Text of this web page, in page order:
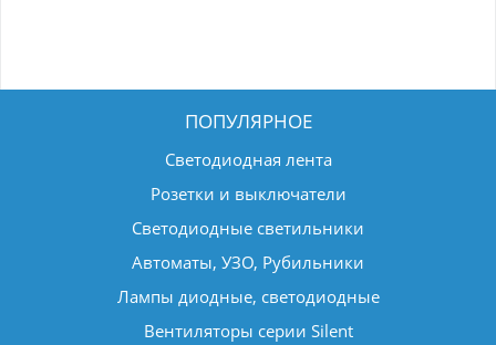
ПОПУЛЯРНОЕ
Светодиодная лента
Розетки и выключатели
Светодиодные светильники
Автоматы, УЗО, Рубильники
Лампы диодные, светодиодные
Вентиляторы серии Silent